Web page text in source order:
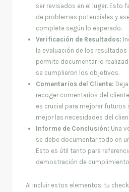
ser revisados en el lugar. Esto
de problemas potenciales y
complete según lo esperado.
Verificación de Resultados:
la evaluación de los
permite documentar lo
se cumplieron los objetivos.
Comentarios del Cliente:
recoger comentarios del
es crucial para mejorar
mejor las necesidades del
Informe de Conclusión: Una
se debe documentar todo en
Esto es útil tanto para
demostración de
Al incluir estos elementos, tu